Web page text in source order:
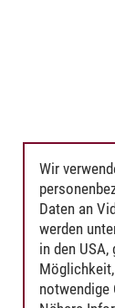
Wir
Daten an
werden
in den
notwendige